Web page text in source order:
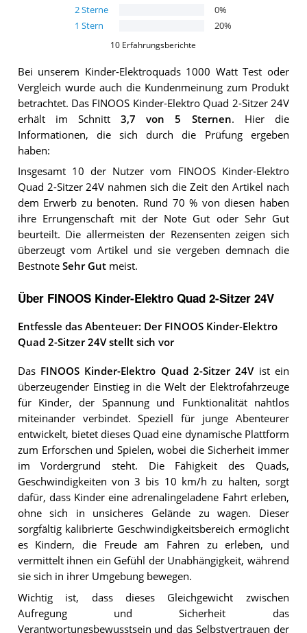
2Sterne 0%
1 Stern 20%
10 Erfahrungsberichte
Bei unserem Kinder-Elektroquads 1000 WattTest oder
Vergleich wurde auch die Kundenmeinung zum Produkt
betrachtet. Das FINOOS Kinder-Elektro Quad 2-Sitzer 24V
erhält im Schnitt3,7 von 5 Sternen. Hier die
Informationen, die sich durch die Prüfung ergeben
haben:
Insgesamt 10 der Nutzer vom FINOOS Kinder-Elektro
Quad 2-Sitzer 24V nahmen sich die Zeit den Artikel nach
dem Erwerb zu benoten. Rund 70 % von diesen haben
ihre Errungenschaft mit der Note Gut oder Sehr Gut
beurteilt. Die allermeisten der Rezensenten zeigen sich
überzeugt vom Artikel und sie vergeben demnach die
Bestnote Sehr Gutmeist.
Über FINOOS Kinder-Elektro Quad 2-Sitzer 24V
Entfessle das Abenteuer: Der FINOOS Kinder-Elektro
Quad 2-Sitzer 24V stellt sich vor
Das FINOOS Kinder-Elektro Quad 2-Sitzer 24Vist ein
überzeugender Einstieg in die Welt der Elektrofahrzeuge
für Kinder, der Spannung und Funktionalität nahtlos
miteinander verbindet. Speziell für junge Abenteurer
entwickelt, bietet dieses Quad eine dynamische Plattform
zum Erforschen und Spielen, wobei die Sicherheit immer
im Vordergrund steht. Die Fähigkeit des Quads,
Geschwindigkeiten von 3 bis 10 km/h zu halten, sorgt
dafür, dass Kinder eine adrenalingeladene Fahrt erleben,
ohne sich in unsicheres Gelände zu wagen. Dieser
sorgfältig kalibrierte Geschwindigkeitsbereich ermöglicht
es Kindern, die Freude am Fahren zu erleben, und
vermittelt ihnen ein Gefühl der Unabhängigkeit, während
sie sich in ihrer Umgebung bewegen.
Wichtig ist, dass dieses Gleichgewicht zwischen
Aufregung und Sicherheit das
Verantwortungsbewusstsein und das Selbstvertrauen der